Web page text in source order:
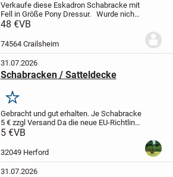
Verkaufe diese Eskadron Schabracke mit
Fell in Größe Pony Dressur. Wurde nicht
so oft genutzt und so gut es geht geputzt.
Privatverkauf keine Garantie,...
48 €VB
74564 Crailsheim
31.07.2026
Schabracken / Satteldecke
Merken
Gebracht und gut erhalten. Je Schabracke
5 € zzgl Versand Da die neue EU-Richtlinie
jetzt 1 Jahr Gewährleistung auch für
Verkäufer es nicht ausschließt...
5 €VB
32049 Herford
31.07.2026